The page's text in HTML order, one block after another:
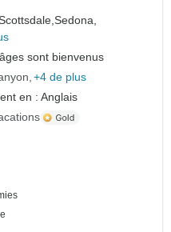
Sedona,
sont bienvenus
+4 de plus
en : Anglais